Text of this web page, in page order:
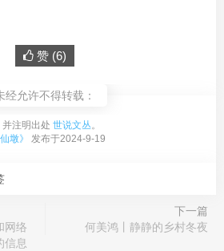
赞 (6)
经允许不得转载：
并注明出处 世说文丛。
墩》 发布于2024-9-19
网络
信息
下一篇
何美鸿丨静静的乡村冬夜